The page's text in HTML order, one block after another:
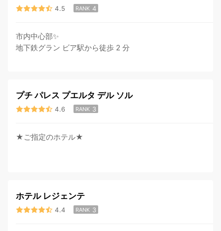
4.5 RANK 4
市内中心部✨
地下鉄グラン ビア駅から徒歩 2 分
プチ パレス プエルタ デル ソル
4.6 RANK 3
★ご指定のホテル★
ホテル レジェンテ
4.4 RANK 3